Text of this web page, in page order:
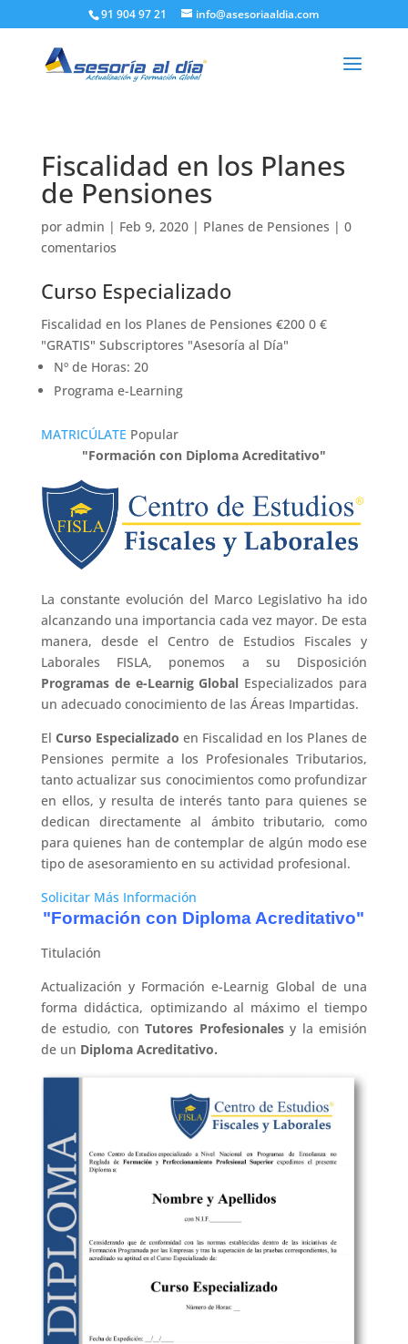
91 904 97 21 info@asesoriaaldia.com
Fiscalidad en los Planes
de Pensiones
por admin | Feb 9, 2020| Planes de Pensiones | 0
comentarios
Curso Especializado
Fiscalidad en los Planes de Pensiones €200 0 €
"GRATIS" Subscriptores "Asesoría al Día"
Nº de Horas: 20
Programa e-Learning
MATRICÚLATE Popular
"Formación con Diploma Acreditativo"
La constante evolución del Marco Legislativo ha ido
alcanzando una importancia cada vez mayor. De esta
manera, desde el Centro de Estudios Fiscales y
Laborales FISLA, ponemos a su Disposición
Programas de e-Learnig Global Especializados para
un adecuado conocimiento de las Áreas Impartidas.
El Curso Especializado en Fiscalidad en los Planes de
Pensiones permite a los Profesionales Tributarios,
tanto actualizar sus conocimientos como profundizar
en ellos, y resulta de interés tanto para quienes se
dedican directamente al ámbito tributario, como
para quienes han de contemplar de algún modo ese
tipo de asesoramiento en su actividad profesional.
Solicitar Más Información
"Formación con Diploma Acreditativo"
Titulación
Actualización y Formación e-Learnig Global de una
forma didáctica, optimizando al máximo el tiempo
de estudio, conTutores Profesionalesy la emisión
de un Diploma Acreditativo.